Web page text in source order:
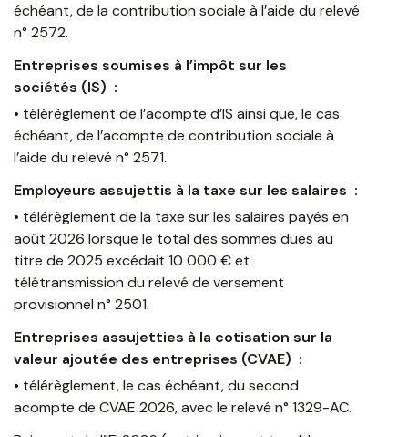
échéant, de la contribution sociale à l’aide du relevé
n° 2572.
Entreprises soumises à l’impôt sur les
sociétés (IS) :
• télérèglement de l’acompte d’IS ainsi que, le cas
échéant, de l’acompte de contribution sociale à
l’aide du relevé n° 2571.
Employeurs assujettis à la taxe sur les salaires :
• télérèglement de la taxe sur les salaires payés en
août 2026 lorsque le total des sommes dues au
titre de 2025 excédait 10 000 € et
télétransmission du relevé de versement
provisionnel n° 2501.
Entreprises assujetties à la cotisation sur la
valeur ajoutée des entreprises (CVAE) :
• télérèglement, le cas échéant, du second
acompte de CVAE 2026, avec le relevé n° 1329-AC.